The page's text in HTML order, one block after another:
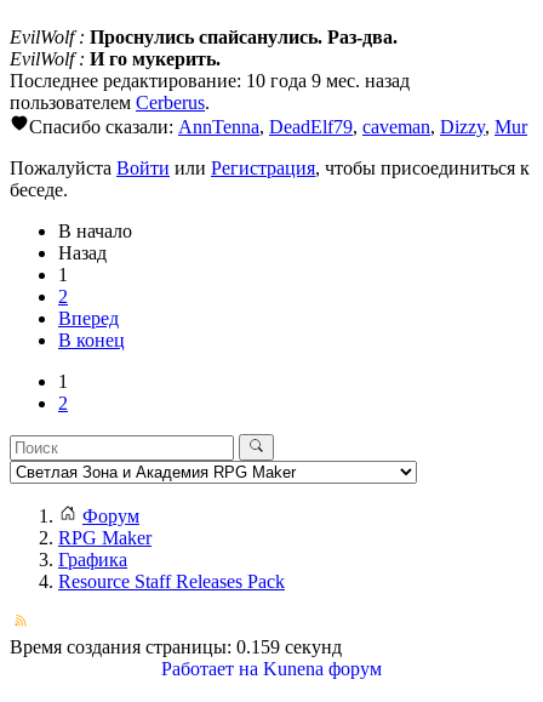
EvilWolf : Проснулись спайсанулись. Раз-два.
EvilWolf : И го мукерить.
Последнее редактирование: 10 года 9 мес. назад
пользователем Cerberus.
Спасибо сказали: AnnTenna, DeadElf79, caveman, Dizzy, Mur
Пожалуйста Войти или Регистрация, чтобы присоединиться к
беседе.
В начало
Назад
1
2
Вперед
В конец
1
2
Форум
RPG Maker
Графика
Resource Staff Releases Pack
Время создания страницы: 0.159 секунд
Работает на Kunena форум